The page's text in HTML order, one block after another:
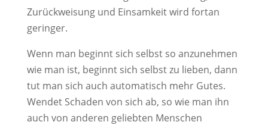
Zurückweisung und Einsamkeit wird fortan
geringer.
Wenn man beginnt sich selbst so anzunehmen
wie man ist, beginnt sich selbst zu lieben, dann
tut man sich auch automatisch mehr Gutes.
Wendet Schaden von sich ab, so wie man ihn
auch von anderen geliebten Menschen